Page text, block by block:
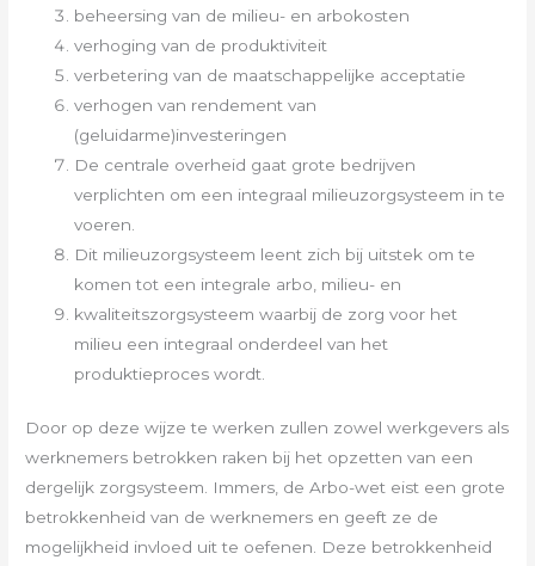
beheersing van de milieu- en arbokosten
verhoging van de produktiviteit
verbetering van de maatschappelijke acceptatie
verhogen van rendement van
(geluidarme)investeringen
De centrale overheid gaat grote bedrijven
verplichten om een integraal milieuzorgsysteem in te
voeren.
Dit milieuzorgsysteem leent zich bij uitstek om te
komen tot een integrale arbo, milieu- en
kwaliteitszorgsysteem waarbij de zorg voor het
milieu een integraal onderdeel van het
produktieproces wordt.
Door op deze wijze te werken zullen zowel werkgevers als
werknemers betrokken raken bij het opzetten van een
dergelijk zorgsysteem. Immers, de Arbo-wet eist een grote
betrokkenheid van de werknemers en geeft ze de
mogelijkheid invloed uit te oefenen. Deze betrokkenheid